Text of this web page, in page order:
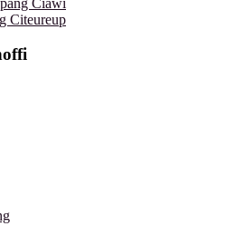
Citeureup